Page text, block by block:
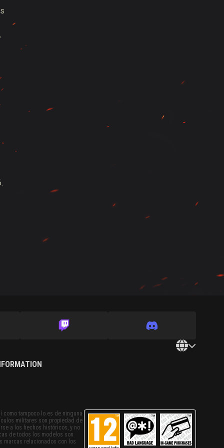
como tampoco lo es de ninguna
militares son propiedad de
a los hechos históricos, y no
de todos los modelos son
marcas relacionados con los